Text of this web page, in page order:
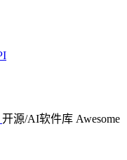
开源/AI软件库 Awesome